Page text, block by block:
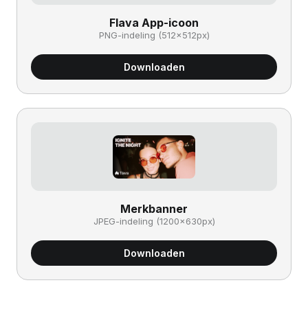
Flava App-icoon
PNG-indeling (512×512px)
Downloaden
Merkbanner
JPEG-indeling (1200×630px)
Downloaden